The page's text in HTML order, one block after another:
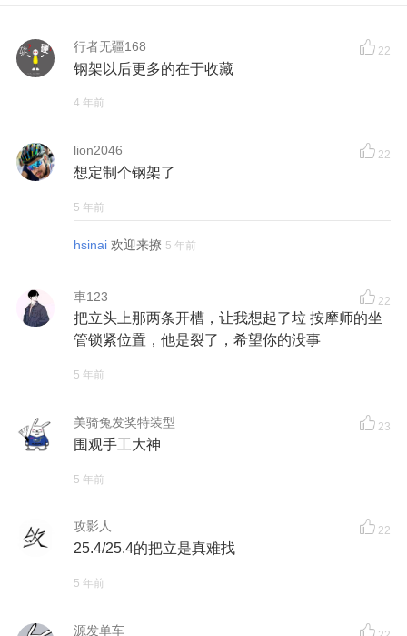
行者无疆168 22
钢架以后更多的在于收藏
4 年前
lion2046 22
想定制个钢架了
5 年前
hsinai 欢迎来撩 5 年前
車123 22
把立头上那两条开槽，让我想起了垃 按摩师的坐
管锁紧位置，他是裂了，希望你的没事
5 年前
美骑兔发奖特装型 23
围观手工大神
5 年前
攻影人 22
25.4/25.4的把立是真难找
5 年前
源发单车